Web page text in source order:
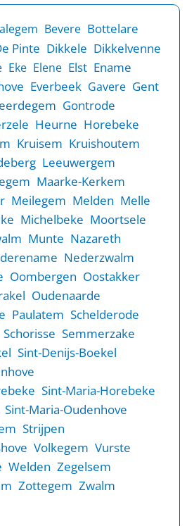
Bevere Bottelare
Pinte Dikkele Dikkelvenne
Eke Elene Elst Ename
Everbeek Gavere Gent
Gontrode
Heurne Horebeke
Kruisem Kruishoutem
Leeuwergem
Maarke-Kerkem
Meilegem Melden Melle
Michelbeke Moortsele
Munte Nazareth
Nederzwalm
Oombergen Oostakker
Oudenaarde
Paulatem Schelderode
Schorisse Semmerzake
Sint-Denijs-Boekel
Sint-Maria-Horebeke
Sint-Maria-Oudenhove
Strijpen
Volkegem Vurste
Welden Zegelsem
Zottegem Zwalm